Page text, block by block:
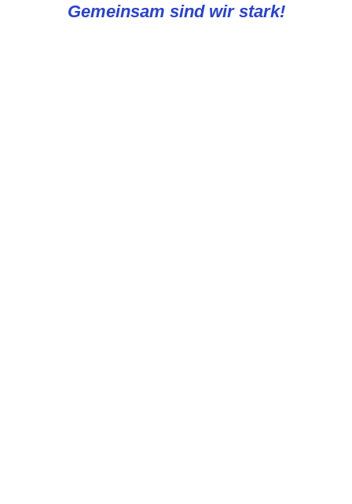
Gemeinsam sind wir stark!